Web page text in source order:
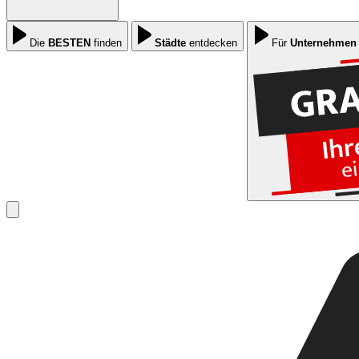
Die BESTEN finden Städte entdecken Für Unternehmen